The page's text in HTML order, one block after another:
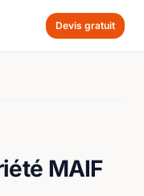
Devis gratuit
MAIF